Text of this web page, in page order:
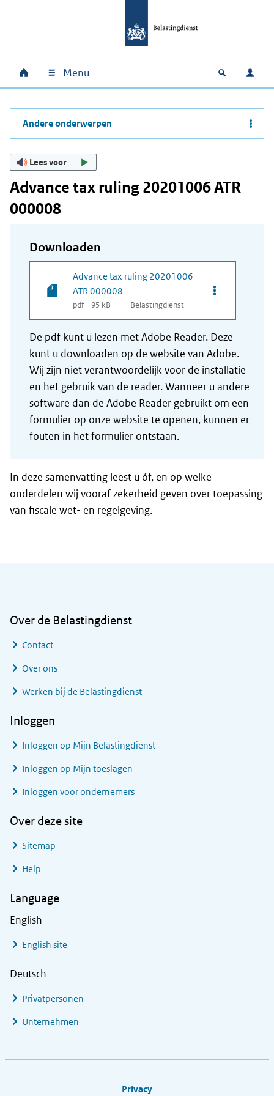
Hoofdnavigatie
Home Menu Open
Andere onderwerpen
Lees voor
Advance tax ruling 20201006 ATR
000008
Downloaden
Advance tax ruling 20201006
ATR 000008
pdf - 95 kB Belastingdienst
Opties van
De pdf kunt u lezen met Adobe Reader. Deze
kunt u downloaden op de website van Adobe.
Wij zijn niet verantwoordelijk voor de installatie
en het gebruik van de reader. Wanneer u andere
software dan de Adobe Reader gebruikt om een
formulier op onze website te openen, kunnen er
fouten in het formulier ontstaan.
In deze samenvatting leest u óf, en op welke
onderdelen wij vooraf zekerheid geven over toepassing
van fiscale wet- en regelgeving.
Over de Belastingdienst
Contact
Over ons
Werken bij de Belastingdienst
Inloggen
Inloggen op Mijn Belastingdienst
Inloggen op Mijn toeslagen
Inloggen voor ondernemers
Over deze site
Sitemap
Help
Language
English
English site
Deutsch
Privatpersonen
Unternehmen
Privacy